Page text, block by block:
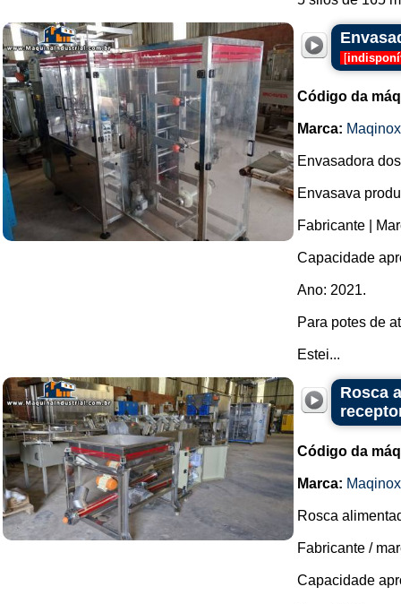
[
Código da
Marca: Maqinox
Envasadora
Envasava
Fabricante |
Capacidade
Ano: 2021.
Para potes de
Estei...
Rosca
Código da
Marca: Maqinox
Rosca
Fabricante /
Capacidade